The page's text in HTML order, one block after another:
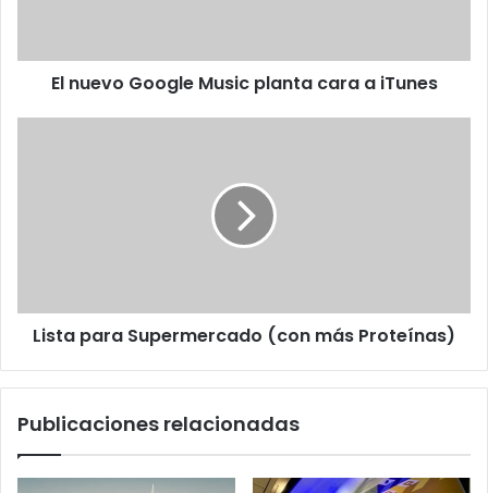
El nuevo Google Music planta cara a iTunes
Lista para Supermercado (con más Proteínas)
Publicaciones relacionadas